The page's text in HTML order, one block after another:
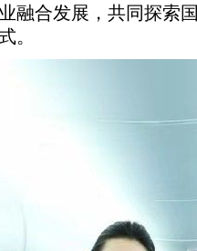
融合发展，共同探索
。